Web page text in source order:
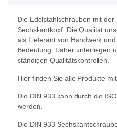
Die Edelstahlschrauben mit der
Sechskantkopf. Die Qualität
als Lieferant von Handwerk
Bedeutung. Daher unterliegen
ständigen Qualitätskontrollen.
Hier finden Sie alle Produkte
Die DIN 933 kann durch die
werden.
Die DIN 933